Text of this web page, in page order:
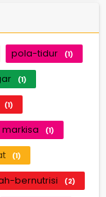
pola-tidur (1)
(1)
(1)
markisa (1)
(1)
bernutrisi (2)